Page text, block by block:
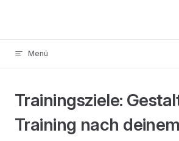
Menü
Trainingsziele:
Training nach